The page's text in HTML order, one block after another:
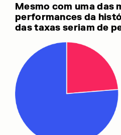
Mesmo com uma das
performances da
das taxas seriam de